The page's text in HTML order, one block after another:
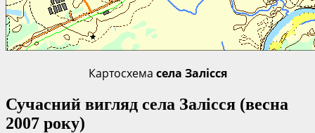
Картосхема села Залісся
Сучасний вигляд села Залісся (весна
2007 року)